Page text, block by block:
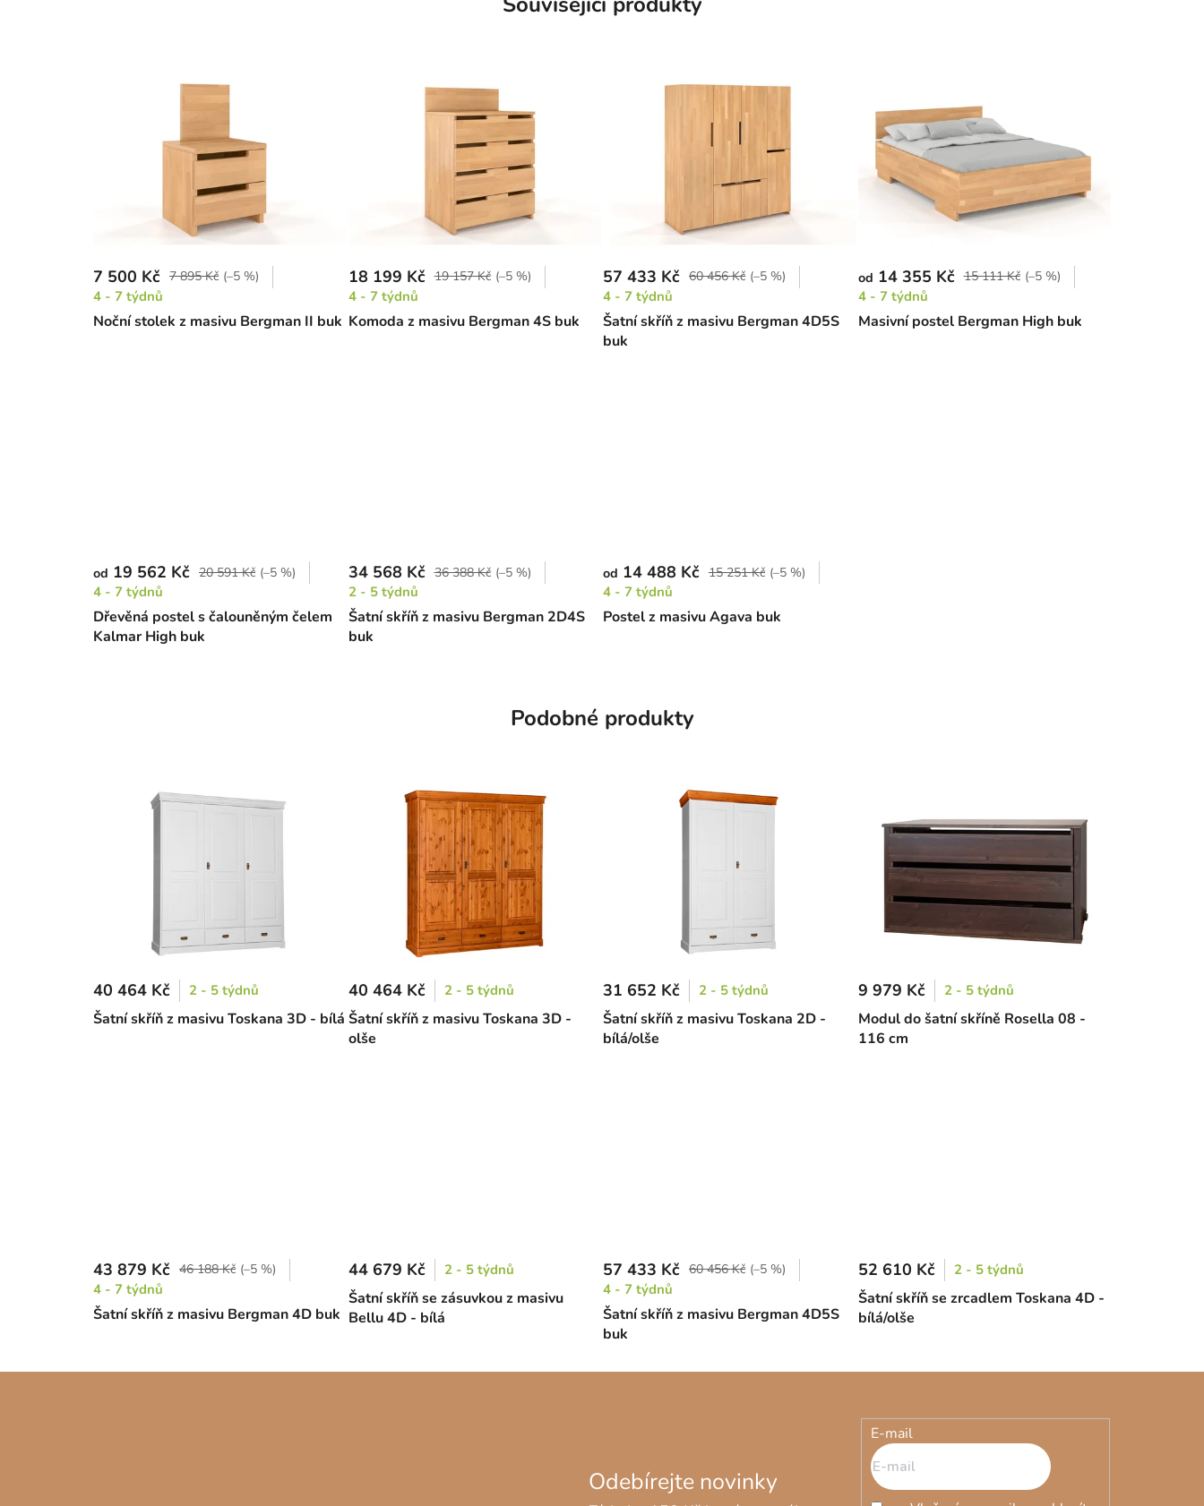
Noční stolek z masivu Bergman II buk
7 500 Kč 7 895 Kč (–5 %)
4 - 7 týdnů
Komoda z masivu Bergman 4S buk
18 199 Kč 19 157 Kč (–5 %)
4 - 7 týdnů
Šatní skříň z masivu Bergman 4D5S
buk
57 433 Kč 60 456 Kč (–5 %)
4 - 7 týdnů
Masivní postel Bergman High buk
od 14 355 Kč 15 111 Kč (–5 %)
4 - 7 týdnů
Dřevěná postel s čalouněným čelem
Kalmar High buk
od 19 562 Kč 20 591 Kč (–5 %)
4 - 7 týdnů
Šatní skříň z masivu Bergman 2D4S
buk
34 568 Kč 36 388 Kč (–5 %)
2 - 5 týdnů
Postel z masivu Agava buk
od 14 488 Kč 15 251 Kč (–5 %)
4 - 7 týdnů
Podobné produkty
Šatní skříň z masivu Toskana 3D - bílá
40 464 Kč 2 - 5 týdnů
Šatní skříň z masivu Toskana 3D -
olše
40 464 Kč 2 - 5 týdnů
Šatní skříň z masivu Toskana 2D -
bílá/olše
31 652 Kč 2 - 5 týdnů
Modul do šatní skříně Rosella 08 -
116 cm
9 979 Kč 2 - 5 týdnů
Šatní skříň z masivu Bergman 4D buk
43 879 Kč 46 188 Kč (–5 %)
4 - 7 týdnů
Šatní skříň se zásuvkou z masivu
Bellu 4D - bílá
44 679 Kč 2 - 5 týdnů
Šatní skříň z masivu Bergman 4D5S
buk
57 433 Kč 60 456 Kč (–5 %)
4 - 7 týdnů
Šatní skříň se zrcadlem Toskana 4D -
bílá/olše
52 610 Kč 2 - 5 týdnů
E-mail